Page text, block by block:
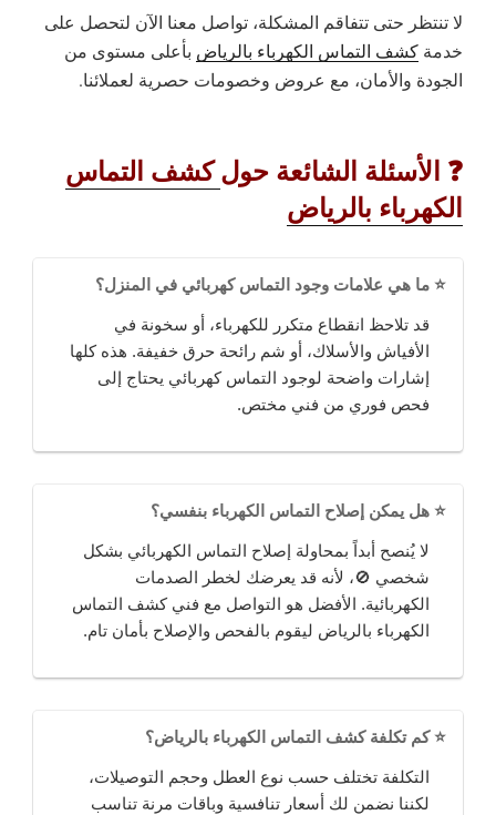
لا تنتظر حتى تتفاقم المشكلة، تواصل معنا الآن لتحصل على
خدمة كشف التماس الكهرباء بالرياض بأعلى مستوى من
الجودة والأمان، مع عروض وخصومات حصرية لعملائنا.
❓ الأسئلة الشائعة حولكشف التماس
الكهرباء بالرياض
⭐ ما هي علامات وجود التماس كهربائي في المنزل؟
قد تلاحظ انقطاع متكرر للكهرباء، أو سخونة في
الأفياش والأسلاك، أو شم رائحة حرق خفيفة. هذه كلها
إشارات واضحة لوجود التماس كهربائي يحتاج إلى
فحص فوري من فني مختص.
⭐ هل يمكن إصلاح التماس الكهرباء بنفسي؟
لا يُنصح أبداً بمحاولة إصلاح التماس الكهربائي بشكل
شخصي 🚫، لأنه قد يعرضك لخطر الصدمات
الكهربائية. الأفضل هو التواصل مع فني كشف التماس
الكهرباء بالرياض ليقوم بالفحص والإصلاح بأمان تام.
⭐ كم تكلفة كشف التماس الكهرباء بالرياض؟
التكلفة تختلف حسب نوع العطل وحجم التوصيلات،
لكننا نضمن لك أسعار تنافسية وباقات مرنة تناسب